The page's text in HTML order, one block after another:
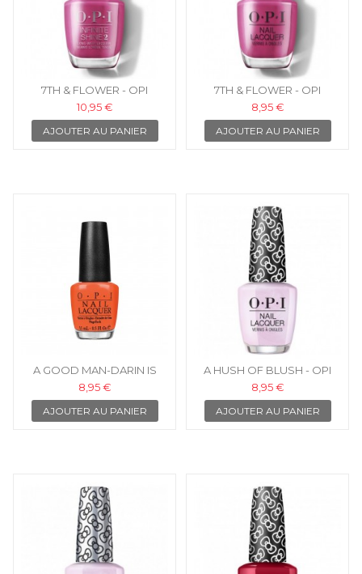
7TH & FLOWER - OPI
ISLLA05
10,95 €
AJOUTER AU PANIER
7TH & FLOWER - OPI
NLLA05
8,95 €
AJOUTER AU PANIER
A GOOD MAN-DARIN IS
HARD TO FIND - OPI VERNIS
À ONGLES
8,95 €
AJOUTER AU PANIER
A HUSH OF BLUSH - OPI
VERNIS À ONGLES
8,95 €
AJOUTER AU PANIER